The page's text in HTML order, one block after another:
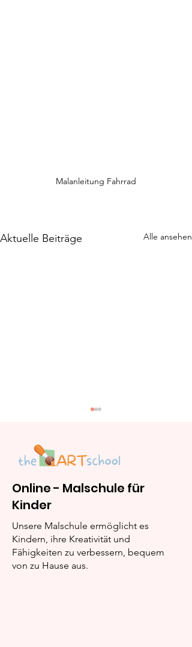
Malanleitung Fahrrad
Aktuelle Beiträge Alle ansehen
Schultasche malen –
Fakten & Schritt-für-
Schritt-Anleitung
Online - Malschule für
Kinder
Unsere Malschule ermöglicht es
Kindern, ihre Kreativität und
Fähigkeiten zu verbessern, bequem
von zu Hause aus.